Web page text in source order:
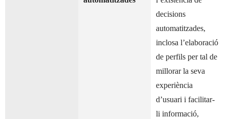
decisions
automatitzades,
inclosa l’elaboració
de perfils per tal de
millorar la seva
experiència
d’usuari i facilitar-
li informació,